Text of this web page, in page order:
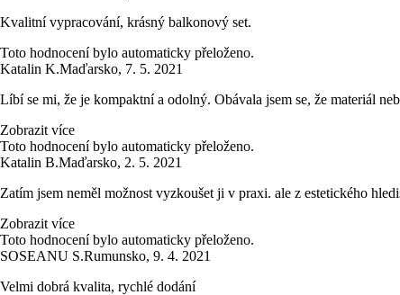
Kvalitní vypracování, krásný balkonový set.
Toto hodnocení bylo automaticky přeloženo.
Katalin K.Maďarsko, 7. 5. 2021
Líbí se mi, že je kompaktní a odolný. Obávala jsem se, že materiál
Zobrazit více
Toto hodnocení bylo automaticky přeloženo.
Katalin B.Maďarsko, 2. 5. 2021
Zatím jsem neměl možnost vyzkoušet ji v praxi. ale z estetického
Zobrazit více
Toto hodnocení bylo automaticky přeloženo.
SOSEANU S.Rumunsko, 9. 4. 2021
Velmi dobrá kvalita, rychlé dodání